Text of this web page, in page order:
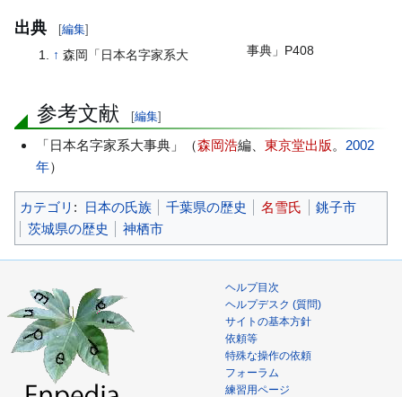
出典 [編集]
↑ 森岡「日本名字家系大 事典」P408
参考文献 [編集]
「日本名字家系大事典」（森岡浩編、東京堂出版。 2002
年）
カテゴリ : 日本の氏族 千葉県の歴史 名雪氏
銚子市
茨城県の歴史
神栖市
ヘルプ目次
ヘルプデスク (質問)
サイトの基本方針
依頼等
特殊な操作の依頼
フォーラム
練習用ページ